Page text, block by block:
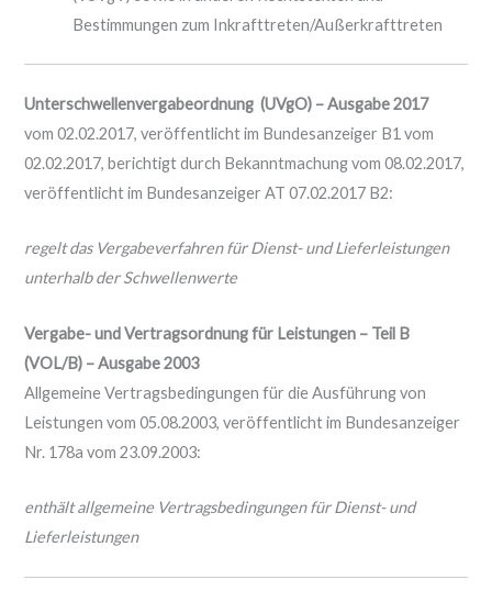
Bestimmungen zum Inkrafttreten/Außerkrafttreten
Unterschwellenvergabeordnung (UVgO) – Ausgabe 2017
vom 02.02.2017, veröffentlicht im Bundesanzeiger B1 vom
02.02.2017, berichtigt durch Bekanntmachung vom 08.02.2017,
veröffentlicht im Bundesanzeiger AT 07.02.2017 B2:
regelt das Vergabeverfahren für Dienst- und Lieferleistungen
unterhalb der Schwellenwerte
Vergabe- und Vertragsordnung für Leistungen – Teil B
(VOL/B) – Ausgabe 2003
Allgemeine Vertragsbedingungen für die Ausführung von
Leistungen vom 05.08.2003, veröffentlicht im Bundesanzeiger
Nr. 178a vom 23.09.2003:
enthält allgemeine Vertragsbedingungen für Dienst- und
Lieferleistungen